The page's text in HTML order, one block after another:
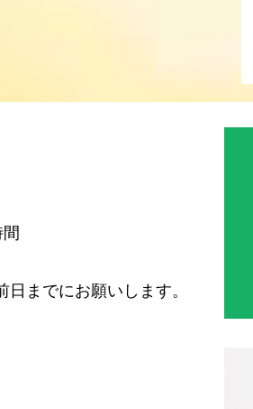
までにお願いします。